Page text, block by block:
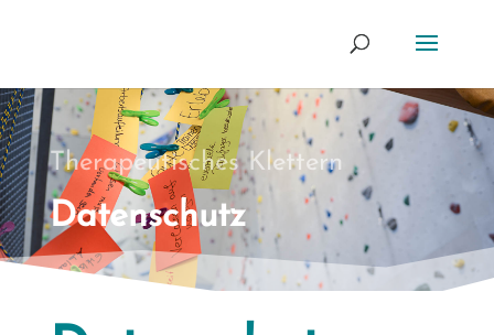
Therapeutisches Klettern
Datenschutz